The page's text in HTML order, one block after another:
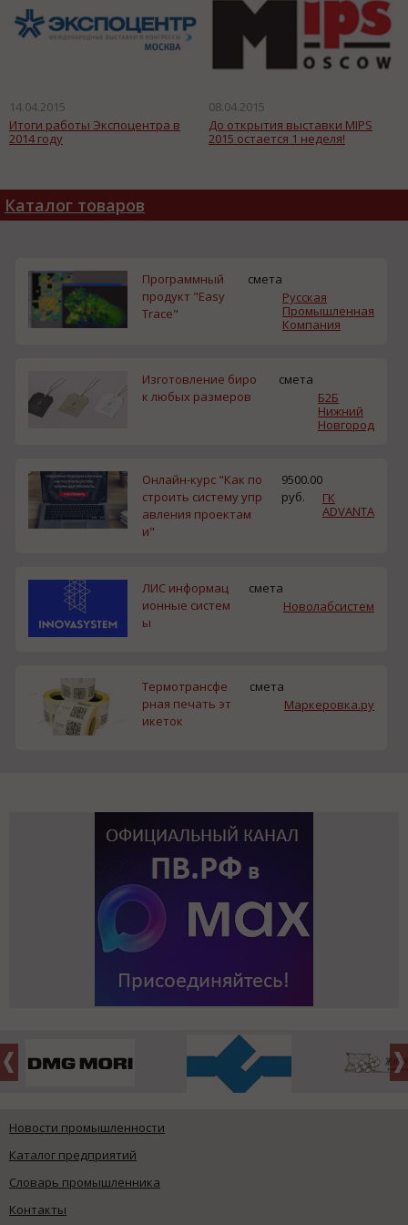
14.04.2015
Итоги работы Экспоцентра в
2014 году
08.04.2015
До открытия выставки MIPS
2015 остается 1 неделя!
Каталог товаров
Программный
продукт "Easy
Trace"
смета
Русская
Промышленная
Компания
Изготовление биро
к любых размеров
смета
Б2Б
Нижний
Новгород
Онлайн-курс "Как по
строить систему упр
авления проектам
и"
9500.00
руб.
ГК
ADVANTA
ЛИС информац
ионные систем
ы
смета
Новолабсистем
Термотрансфе
рная печать эт
икеток
смета
Маркеровка.ру
Новости промышленности
Каталог предприятий
Словарь промышленника
Контакты